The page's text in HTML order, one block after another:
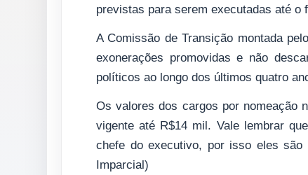
previstas para serem executadas até o
A Comissão de Transição montada
exonerações promovidas e não
políticos ao longo dos últimos quatro
Os valores dos cargos por nomeação
vigente até R$14 mil. Vale lembrar
chefe do executivo, por isso eles são
Imparcial)